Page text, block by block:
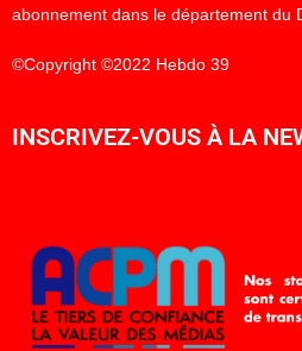
abonnement dans le département du
©Copyright ©2022 Hebdo 39
INSCRIVEZ-VOUS À LA